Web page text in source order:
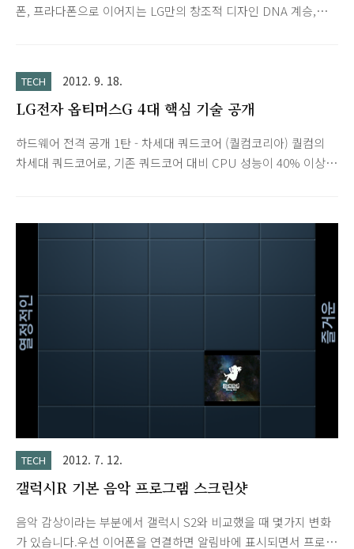
폰, 프라다폰으로 이어지는 LG만의 창조적 디자인 DNA 계승,
다.
TECH 2012. 9. 18.
LG전자 옵티머스G 4대 핵심 기술 공개
하드웨어 전격 공개 1탄 - 차세대 쿼드코어 (퀄컴코리아) 퀄컴의
차세대 쿼드코어로, 기존 쿼드코어 대비 CPU 성능이 40% 이상
자 최강 LTE폰이 곧 공개됩니다. 하드웨어 전격 공개 2탄 - True
HD IPS Plus 디스플레이 (LG디스플레이) LGD의 차세대 디스플
달라붙는 터치감과 디자인 일체감을 실현, 아몰레드 대비 1.6배
또렷한 화면, 최대 70% 적은 전력 소모, 야외에서 2배 밝고 선명
한 화면을 구현하는, True HD..
TECH 2012. 7. 12.
갤럭시R 기본 음악 프로그램 스크린샷
음악 감상이라는 부분에서 갤럭시 S2와 비교했을 때 몇가지 변화
가 있습니다.우선 이어폰을 연결하면 알림바에 표시되면서 프로